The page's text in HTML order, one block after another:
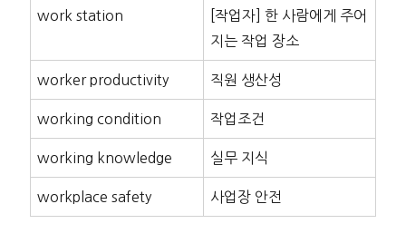
work station
[작업자] 한 사람에게 주어
지는 작업 장소
worker productivity 직원 생산성
working condition 작업조건
working knowledge 실무 지식
workplace safety 사업장 안전